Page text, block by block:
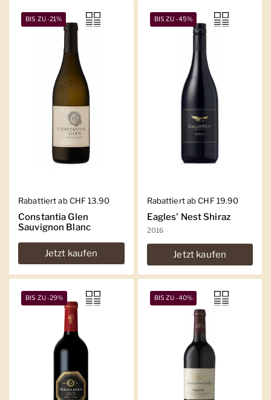
Regulärer Preis
Rabattiert ab CHF 13.90
Constantia Glen
Sauvignon Blanc
Jetzt kaufen
BIS ZU -21%
Regulärer Preis
Rabattiert ab CHF 19.90
Eagles' Nest Shiraz
2016
Jetzt kaufen
BIS ZU -45%
BIS ZU -29% BIS ZU -40%